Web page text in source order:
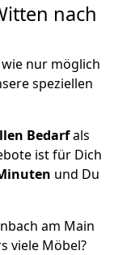
nach
nur möglich
speziellen
Bedarfals
ist für Dich
und Du
am Main
viele Möbel?